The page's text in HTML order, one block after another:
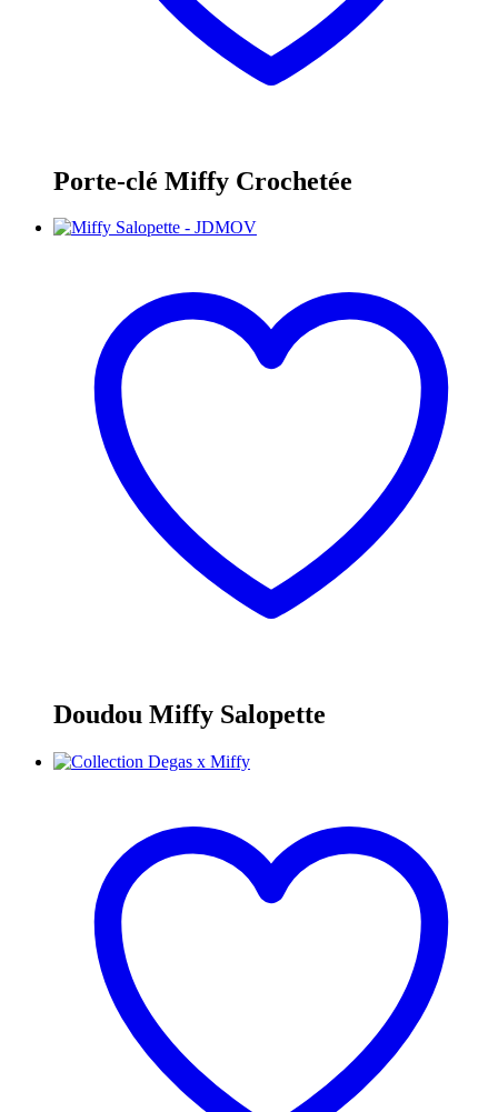
Porte-clé Miffy Crochetée
Doudou Miffy Salopette